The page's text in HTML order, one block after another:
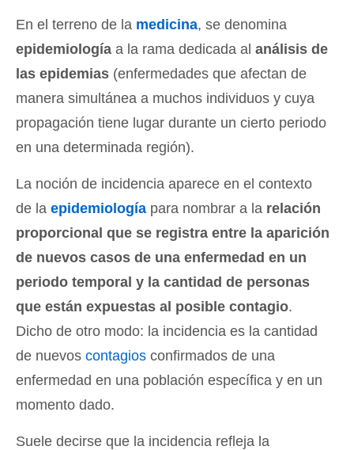
En el terreno de la medicina, se denomina
epidemiología a la rama dedicada al análisis de
las epidemias (enfermedades que afectan de
manera simultánea a muchos individuos y cuya
propagación tiene lugar durante un cierto periodo
en una determinada región).
La noción de incidencia aparece en el contexto
de la epidemiología para nombrar a la relación
proporcional que se registra entre la aparición
de nuevos casos de una enfermedad en un
periodo temporal y la cantidad de personas
que están expuestas al posible contagio.
Dicho de otro modo: la incidencia es la cantidad
de nuevos contagios confirmados de una
enfermedad en una población específica y en un
momento dado.
Suele decirse que la incidencia refleja la